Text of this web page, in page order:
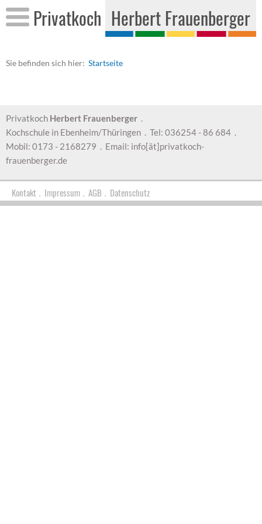
Pri­vat­koch Her­bert Frau­en­ber­ger
Sie be­fin­den sich hier: Start­sei­te
Privatkoch Herbert Frauenberger .
Kochschule in Ebenheim/Thüringen . Tel: 036254 - 86 684 .
Mobil: 0173 - 2168279 . Email: info[ät]privatkoch-
frauenberger.de
Kontakt . Impressum . AGB . Datenschutz